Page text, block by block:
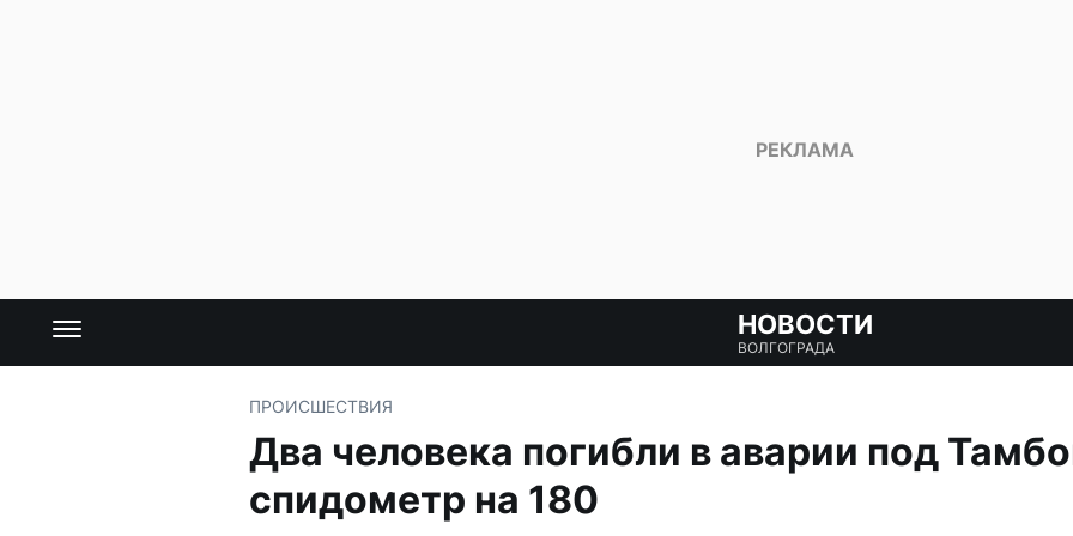
НОВОСТИ
ВОЛГОГРАДА
ПРОИСШЕСТВИЯ
Два человека погибли в аварии под
спидометр на 180